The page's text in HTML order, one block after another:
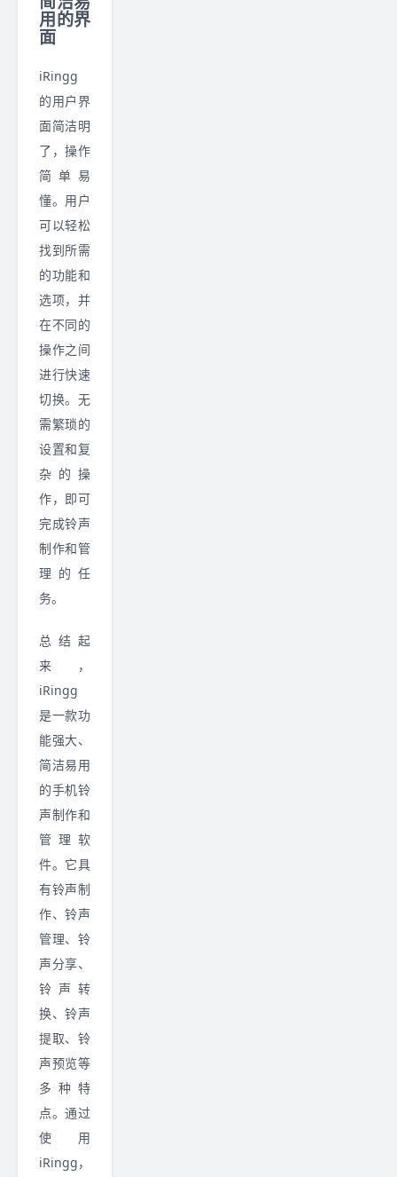
用的界
面
iRingg
的用户界
面简洁明
了，操作
简单易
懂。用户
可以轻松
找到所需
的功能和
选项，并
在不同的
操作之间
进行快速
切换。无
需繁琐的
设置和复
杂的操
作，即可
完成铃声
制作和管
理的任
务。
总结起
来，
iRingg
是一款功
能强大、
简洁易用
的手机铃
声制作和
管理软
件。它具
有铃声制
作、铃声
管理、铃
声分享、
铃声转
换、铃声
提取、铃
声预览等
多种特
点。通过
使用
iRingg，